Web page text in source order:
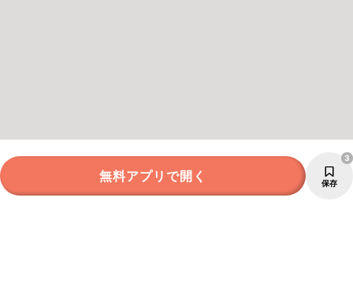
無料アプリで開く 保存
3